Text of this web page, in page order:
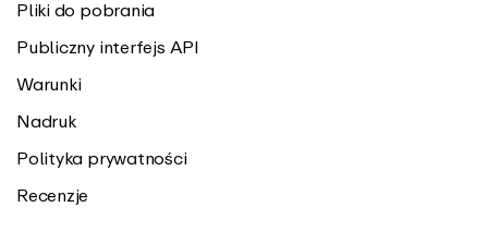
Pliki do pobrania
Publiczny interfejs API
Warunki
Nadruk
Polityka prywatności
Recenzje